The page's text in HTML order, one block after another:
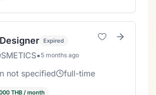
Expired
• 5 months ago
not specified full-time
THB / month